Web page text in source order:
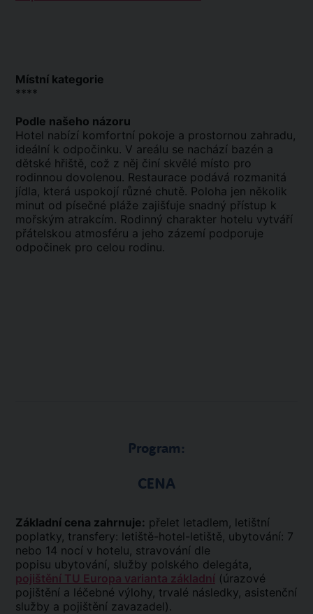
Místní kategorie
****
Podle našeho názoru
Hotel nabízí komfortní pokoje a prostornou zahradu,
ideální k odpočinku. V areálu se nachází bazén a
dětské hřiště, což z něj činí skvělé místo pro
rodinnou dovolenou. Restaurace podává rozmanitá
jídla, která uspokojí různé chutě. Poloha jen několik
minut od písečné pláže zajišťuje snadný přístup k
mořským atrakcím. Rodinný charakter hotelu vytváří
přátelskou atmosféru a jeho zázemí podporuje
odpočinek pro celou rodinu.
Program:
CENA
Základní cena zahrnuje: přelet letadlem, letištní
poplatky, transfery: letiště-hotel-letiště, ubytování: 7
nebo 14 nocí v hotelu, stravování dle
popisu ubytování, služby polského delegáta,
pojištění TU Europa varianta základní (úrazové
pojištění a léčebné výlohy, trvalé následky, asistenční
služby a pojištění zavazadel).